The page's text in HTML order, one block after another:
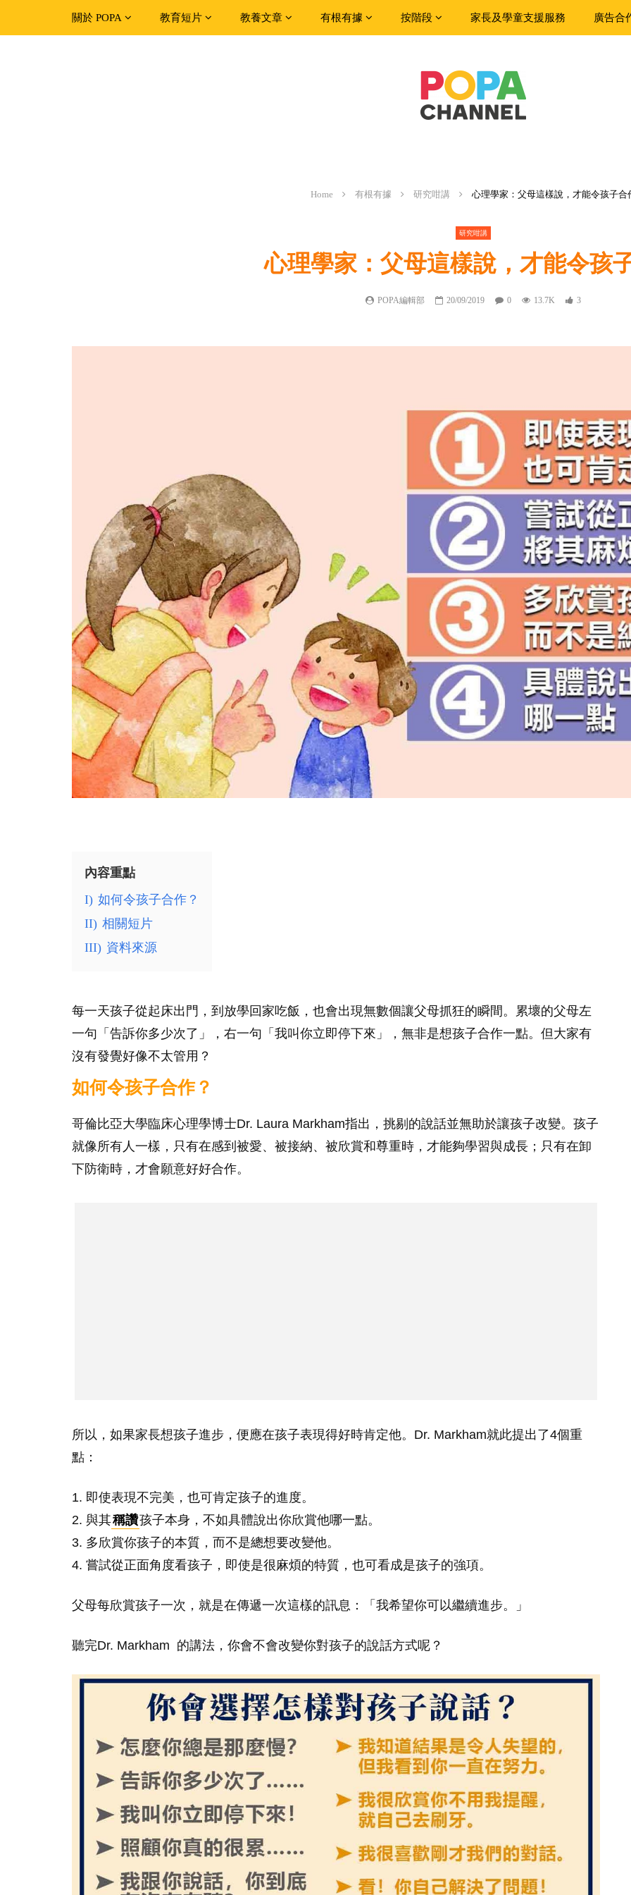
關於 POPA 教育短片 教養文章 有根有據 按階段 家長及學童支援服務 廣告合
Home 有根有據 研究咁講 心理學家：父母這樣說，才能令孩子合
研究咁講
心理學家：父母這樣說，才能令孩
POPA編輯部 20/09/2019 0 13.7K 3
內容重點
I) 如何令孩子合作？
II) 相關短片
III) 資料來源
每一天孩子從起床出門，到放學回家吃飯，也會出現無數個讓父母抓狂的瞬間。累壞的父母左
一句「告訴你多少次了」，右一句「我叫你立即停下來」，無非是想孩子合作一點。但大家有
沒有發覺好像不太管用？
如何令孩子合作？
哥倫比亞大學臨床心理學博士Dr. Laura Markham指出，挑剔的說話並無助於讓孩子改變。孩子
就像所有人一樣，只有在感到被愛、被接納、被欣賞和尊重時，才能夠學習與成長；只有在卸
下防衛時，才會願意好好合作。
所以，如果家長想孩子進步，便應在孩子表現得好時肯定他。Dr. Markham就此提出了4個重
點：
1. 即使表現不完美，也可肯定孩子的進度。
2. 與其稱讚孩子本身，不如具體說出你欣賞他哪一點。
3. 多欣賞你孩子的本質，而不是總想要改變他。
4. 嘗試從正面角度看孩子，即使是很麻煩的特質，也可看成是孩子的強項。
父母每欣賞孩子一次，就是在傳遞一次這樣的訊息：「我希望你可以繼續進步。」
聽完Dr. Markham 的講法，你會不會改變你對孩子的說話方式呢？